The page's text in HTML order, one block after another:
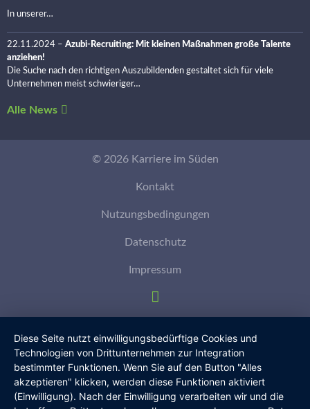
In unserer…
22.11.2024 – Azubi-Recruiting: Mit kleinen Maßnahmen große Talente
anziehen!
Die Suche nach den richtigen Auszubildenden gestaltet sich für viele
Unternehmen meist schwieriger…
Alle News
© 2026 Karriere im Süden
Kontakt
Nutzungsbedingungen
Datenschutz
Impressum
Diese Seite nutzt einwilligungsbedürftige Cookies und
Technologien von Drittunternehmen zur Integration
bestimmter Funktionen. Wenn Sie auf den Button "Alles
akzeptieren" klicken, werden diese Funktionen aktiviert
(Einwilligung). Nach der Einwilligung verarbeiten wir und die